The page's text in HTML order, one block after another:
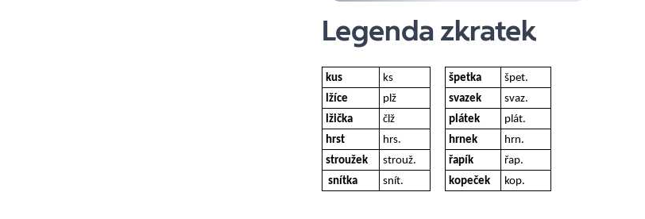
Legenda zkratek
kus ks špetka
špet.
lžíce
plž svazek
svaz.
lžička
člž plátek
plát.
hrst
hrs. hrnek
hrn.
stroužek
strouž. řapík
řap.
snítka
snít. kopeček kop.